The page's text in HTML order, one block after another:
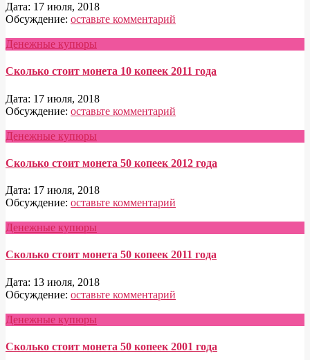
Дата: 17 июля, 2018
Обсуждение: оставьте комментарий
Денежные купюры
Сколько стоит монета 10 копеек 2011 года
Дата: 17 июля, 2018
Обсуждение: оставьте комментарий
Денежные купюры
Сколько стоит монета 50 копеек 2012 года
Дата: 17 июля, 2018
Обсуждение: оставьте комментарий
Денежные купюры
Сколько стоит монета 50 копеек 2011 года
Дата: 13 июля, 2018
Обсуждение: оставьте комментарий
Денежные купюры
Сколько стоит монета 50 копеек 2001 года